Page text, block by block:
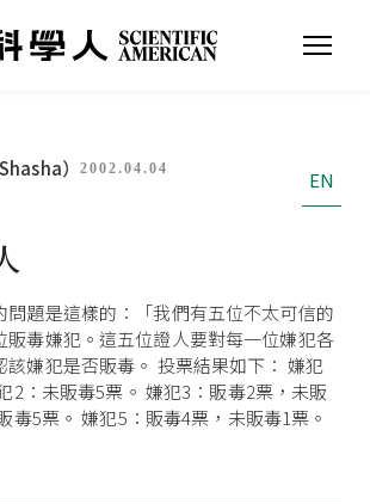
）2002.04.04
EN
問題是這樣的：「我們有五位不太可信的
販毒嫌犯。這五位證人要對每一位嫌犯各
該嫌犯是否販毒。 投票結果如下： 嫌犯
2：未販毒5票。 嫌犯3：販毒2票，未販
毒5票。 嫌犯5：販毒4票，未販毒1票。